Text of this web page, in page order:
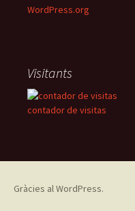
WordPress.org
Visitants
contador de visitas
Gràcies al WordPress.